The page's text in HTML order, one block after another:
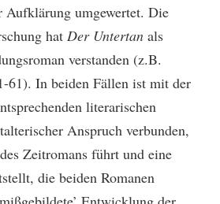
Aufklärung umgewertet. Die
hat Der Untertan als
verstanden (z.B.
61). In beiden Fällen ist mit der
literarischen
Anspruch verbunden,
Zeitromans führt und eine
die beiden Romanen